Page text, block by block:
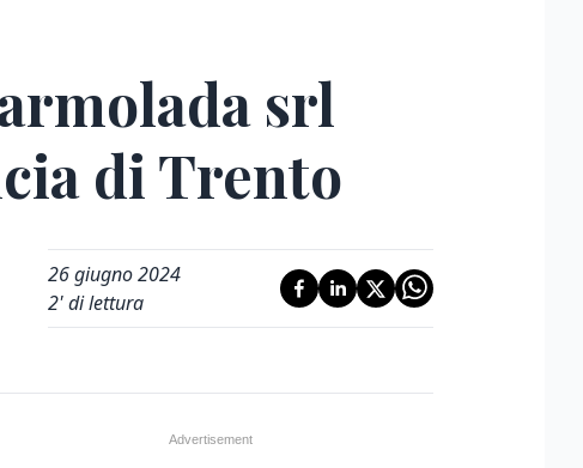
srl
di Trento
26 giugno 2024
2' di lettura